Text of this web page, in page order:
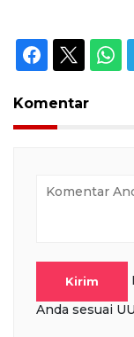
Komentar
Kirim
Anda sesuai